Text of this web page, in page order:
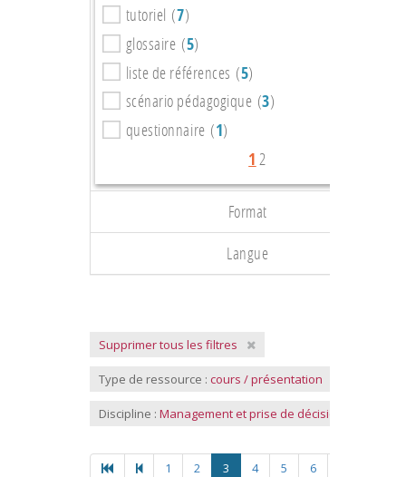
tutoriel (7)
glossaire (5)
liste de références (5)
scénario pédagogique (3)
questionnaire (1)
1 2
Format
Langue
Supprimer tous les filtres
Type de ressource : cours / présentation
Discipline : Management et prise de décision
1 2 3 4 5 6